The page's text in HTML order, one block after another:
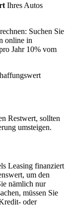
Ihres Autos
Suchen Sie
online in
Jahr 10% vom
Restwert, sollten
umsteigen.
Leasing finanziert
um den
nämlich nur
müssen Sie
oder